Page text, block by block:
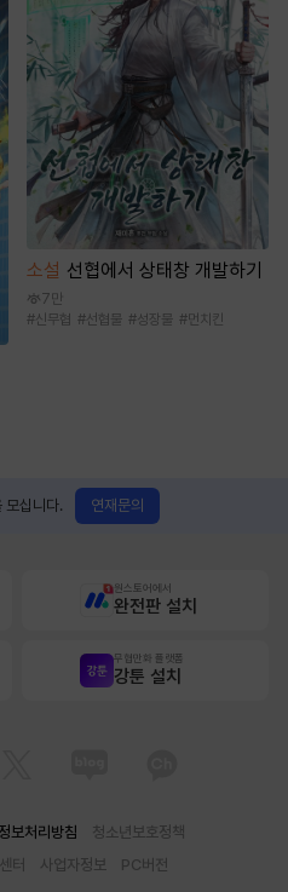
소설 선협에서 상태창 개발하기
7만
#신무협 #선협물 #성장물 #먼치킨
모십니다. 연재문의
원스토어에서
완전판 설치
무협만화 플랫폼
강툰 설치
보처리방침
청소년보호정책
터 사업자정보 PC버전